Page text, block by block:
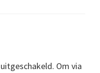
Om via